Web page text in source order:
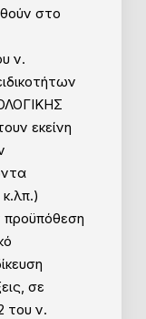
στο
ν.
εκείνη
σε
του ν.